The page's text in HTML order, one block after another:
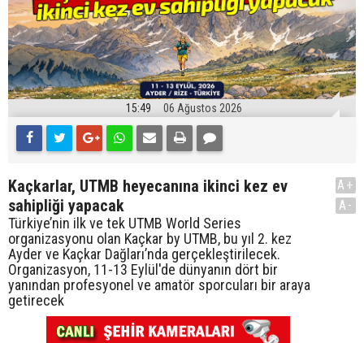
15:49 06 Ağustos 2026
Kaçkarlar, UTMB heyecanına ikinci kez ev
sahipliği yapacak
Türkiye’nin ilk ve tek UTMB World Series
organizasyonu olan Kaçkar by UTMB, bu yıl 2. kez
Ayder ve Kaçkar Dağları’nda gerçekleştirilecek.
Organizasyon, 11-13 Eylül'de dünyanın dört bir
yanından profesyonel ve amatör sporcuları bir araya
getirecek
A+
A-